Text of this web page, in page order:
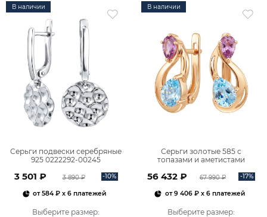
В наличии
Серьги подвески серебряные
925 0222292-00245
3 501 ₽ 3 890 ₽ -10%
от584 ₽ x 6 платежей
Выберите размер:
В наличии
Серьги золотые 585 с
топазами и аметистами
56 432 ₽ 67 990 ₽ -17%
от9 406 ₽x 6 платежей
Выберите размер: